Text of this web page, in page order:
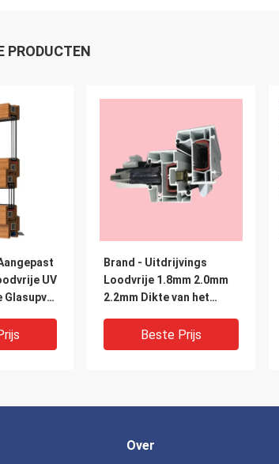
PRODUCTEN
UV
Glasupvc
Brand - Uitdrijvings
Loodvrije 1.8mm 2.0mm
2.2mm Dikte van het
Beste Prijs
Over